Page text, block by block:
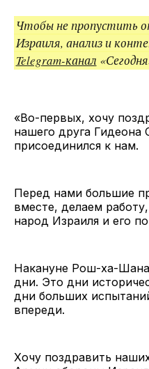
Чтобы не пропустить
Израиля, анализ и
Telegram-канал
«Во-первых, хочу
нашего друга Гидеона
присоединился к нам.
Перед нами большие
вместе, делаем
народ Израиля и его
Накануне Рош-ха-
дни. Это дни
дни больших
впереди.
Хочу поздравить